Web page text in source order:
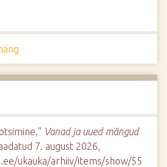
Vanad ja uued mängud
7. august 2026,
ukauka/arhiiv/items/show/55